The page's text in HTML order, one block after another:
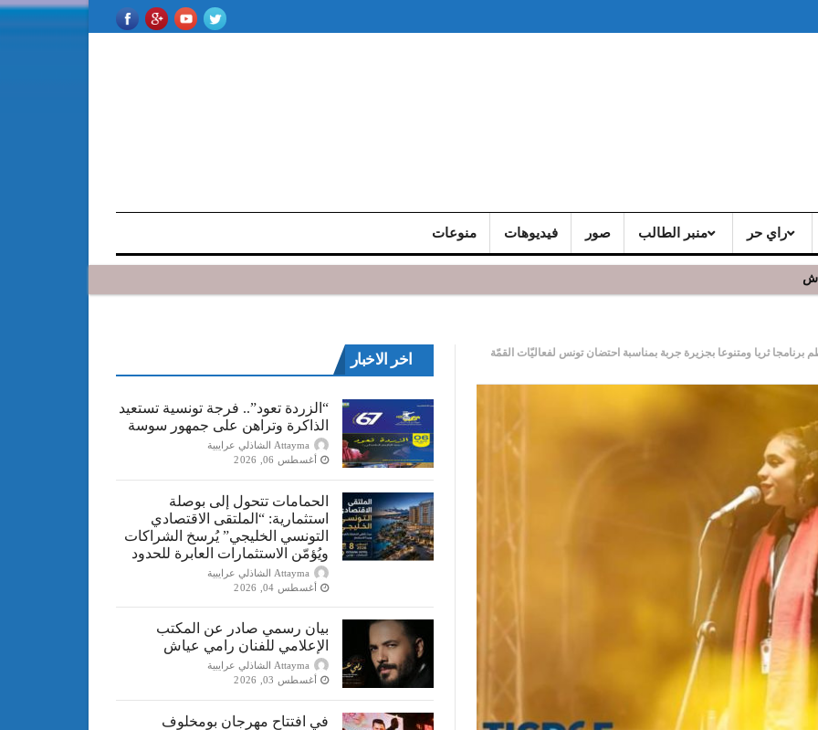
راي حر منبر الطالب صور فيديوهات منوعات
يشد الجمهور الحاضر
ثريا ومتنوعا بجزيرة جربة بمناسبة احتضان تونس لفعاليّات القمّة
اخر الاخبار
“الزردة تعود”.. فرجة تونسية تستعيد
الذاكرة وتراهن على جمهور سوسة
Attayma الشاذلي عرايبية
أغسطس 06, 2026
الحمامات تتحول إلى بوصلة
استثمارية: “الملتقى الاقتصادي
التونسي الخليجي” يُرسخ الشراكات
ويُؤمّن الاستثمارات العابرة للحدود
Attayma الشاذلي عرايبية
أغسطس 04, 2026
بيان رسمي صادر عن المكتب
الإعلامي للفنان رامي عياش
Attayma الشاذلي عرايبية
أغسطس 03, 2026
في افتتاح مهرجان بومخلوف